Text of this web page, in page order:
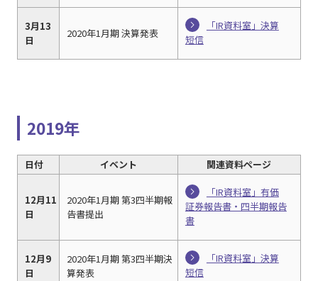
3月13
日
2020年1月期 決算発表
「IR資料室」決算
短信
2019年
日付 イベント 関連資料ページ
12月11
日
2020年1月期 第3四半期報
告書提出
「IR資料室」有価
証券報告書・四半期報告
書
12月9
日
2020年1月期 第3四半期決
算発表
「IR資料室」決算
短信